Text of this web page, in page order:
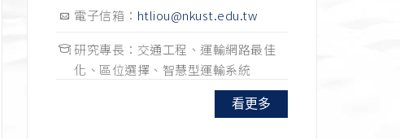
電子信箱： htliou@nkust.edu.tw
研究專長：交通工程、運輸網路最佳
化、區位選擇、智慧型運輸系統
看更多